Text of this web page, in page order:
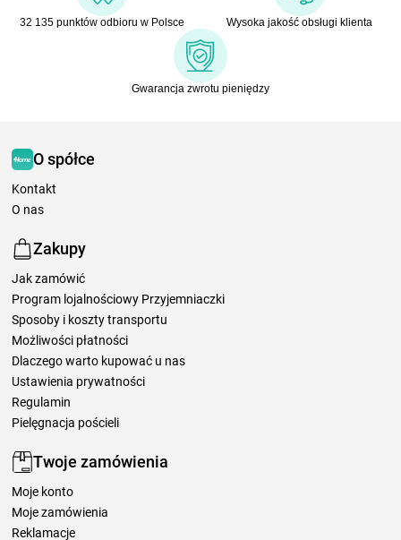
32 135 punktów odbioru w Polsce Wysoka jakość obsługi klienta
Gwarancja zwrotu pieniędzy
O spółce
Kontakt
O nas
Zakupy
Jak zamówić
Program lojalnościowy Przyjemniaczki
Sposoby i koszty transportu
Możliwości płatności
Dlaczego warto kupować u nas
Ustawienia prywatności
Regulamin
Pielęgnacja pościeli
Twoje zamówienia
Moje konto
Moje zamówienia
Reklamacje